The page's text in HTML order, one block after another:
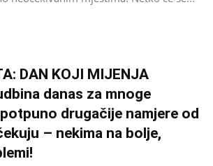
DAN KOJI MIJENJA
danas za mnoge
drugačije namjere od
– nekima na bolje,